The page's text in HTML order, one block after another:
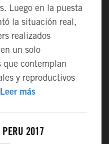
Luego en la puesta
la situación real,
realizados
un solo
que contemplan
y reproductivos
Leer más
PERÚ 2017